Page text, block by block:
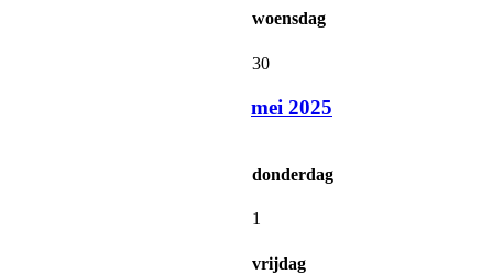
woensdag
30
mei 2025
donderdag
1
vrijdag